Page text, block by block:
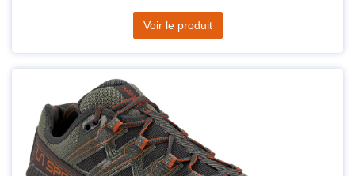
Voir le produit